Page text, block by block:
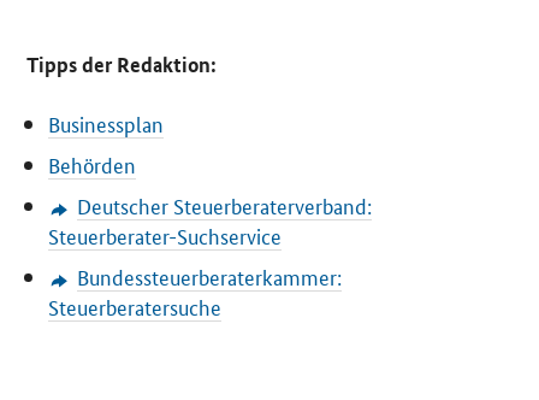
Tipps der Redaktion:
Businessplan
Behörden
Deutscher Steuerberaterverband:
Steuerberater-Suchservice
Bundessteuerberaterkammer:
Steuerberatersuche